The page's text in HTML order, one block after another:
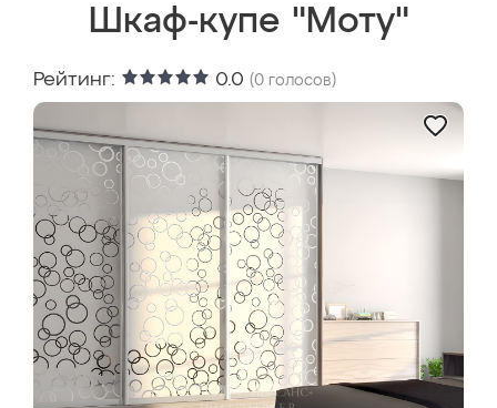
Шкаф-купе "Моту"
Рейтинг: 0.0 (0 голосов)